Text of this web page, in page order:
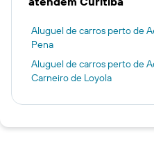
Aluguel de carros perto de
Pena
Aluguel de carros perto de
Carneiro de Loyola